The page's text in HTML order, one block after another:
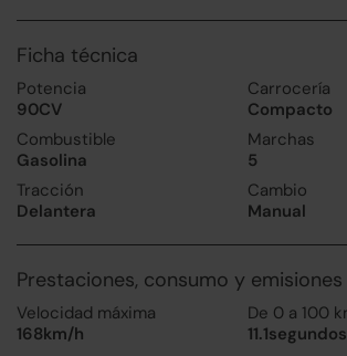
Ficha técnica
Potencia
90CV
Carrocería
Compacto
Combustible
Gasolina
Marchas
5
Tracción
Delantera
Cambio
Manual
Prestaciones, consumo y emisiones
Velocidad máxima
168km/h
De 0 a 100
11.1segundos